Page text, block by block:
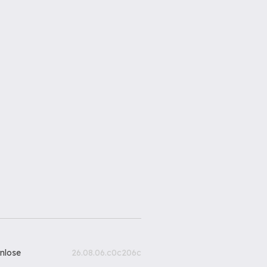
26.08.06.c0c206c